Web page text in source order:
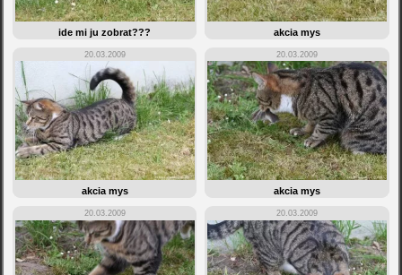
ide mi ju zobrat??? akcia mys
20.03.2009
akcia mys
20.03.2009
akcia mys
20.03.2009 20.03.2009